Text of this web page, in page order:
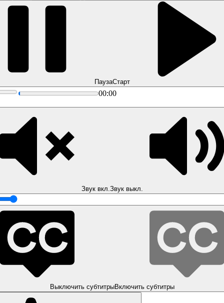
ПаузаСтарт
00:00
Звук вкл. Звук выкл.
Выключить субтитрыВключить субтитры